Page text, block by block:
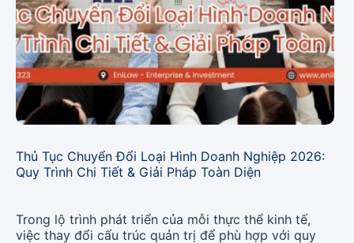
Thủ Tục Chuyển Đổi Loại Hình Doanh Nghiệp 2026:
Quy Trình Chi Tiết & Giải Pháp Toàn Diện
Trong lộ trình phát triển của mỗi thực thể kinh tế,
việc thay đổi cấu trúc quản trị để phù hợp với quy